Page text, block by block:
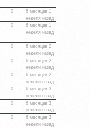
0
6 месяцев 1
неделя назад
0
6 месяцев 1
неделя назад
0
6 месяцев 2
недели назад
0
6 месяцев 2
недели назад
0
6 месяцев 2
недели назад
0
6 месяцев 3
недели назад
0
6 месяцев 3
недели назад
0
6 месяцев 3
недели назад